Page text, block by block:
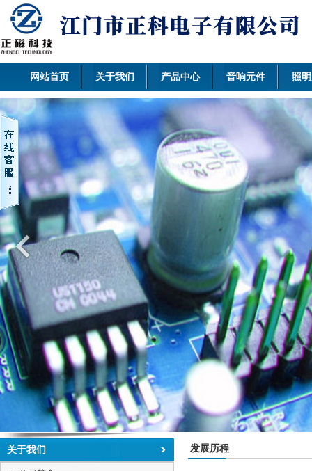
网站首页 关于我们 产品中心 音响元件 照
关于我们 发展历程